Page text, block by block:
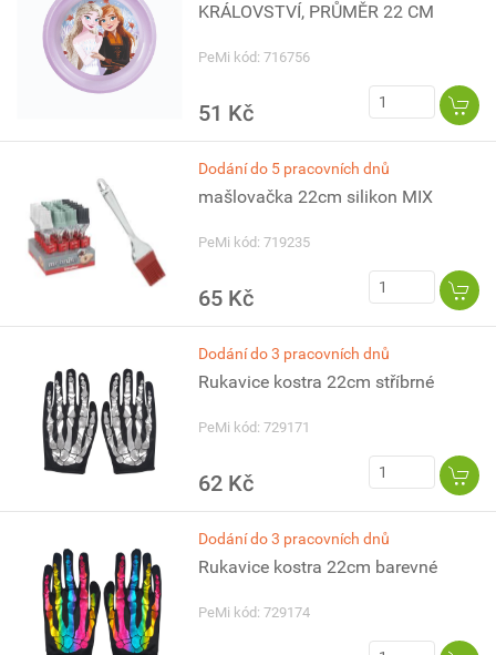
KRÁLOVSTVÍ, PRŮMĚR 22 CM
PeMi kód: 716756
51 Kč
Dodání do 5 pracovních dnů
mašlovačka 22cm silikon MIX
PeMi kód: 719235
65 Kč
Dodání do 3 pracovních dnů
Rukavice kostra 22cm stříbrné
PeMi kód: 729171
62 Kč
Dodání do 3 pracovních dnů
Rukavice kostra 22cm barevné
PeMi kód: 729174